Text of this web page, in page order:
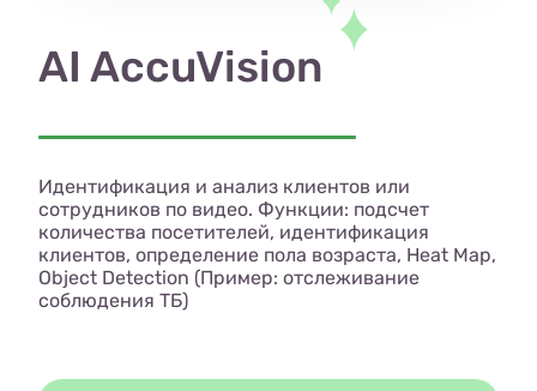
AI AccuVision
Идентификация и анализ клиентов или
сотрудников по видео. Функции: подсчет
количества посетителей, идентификация
клиентов, определение пола возраста, Heat Map,
Object Detection (Пример: отслеживание
соблюдения ТБ)